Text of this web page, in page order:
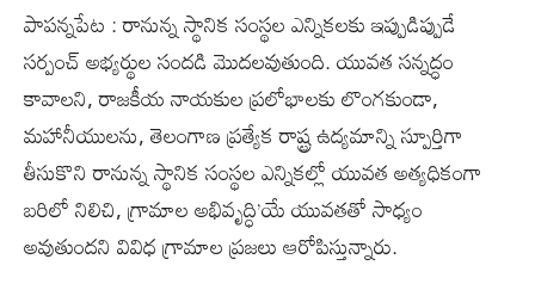
పాపన్నపేట : రానున్న స్థానిక సంస్థల ఎన్నికలకు ఇప్పుడిప్పుడే
సర్పంచ్ అభ్యర్థుల సందడి మొదలవుతుంది. యువత సన్నద్ధం
కావాలని, రాజకీయ నాయకుల ప్రలోభాలకు లొంగకుండా,
మహానీయులను, తెలంగాణ ప్రత్యేక రాష్ట్ర ఉద్యమాన్ని స్పూర్తిగా
తీసుకొని రానున్న స్థానిక సంస్థల ఎన్నికల్లో యువత అత్యధికంగా
బరిలో నిలిచి, గ్రామాల అభివృద్ధి’యే యువతతో సాధ్యం
అవుతుందని వివిధ గ్రామాల ప్రజలు ఆరోపిస్తున్నారు.